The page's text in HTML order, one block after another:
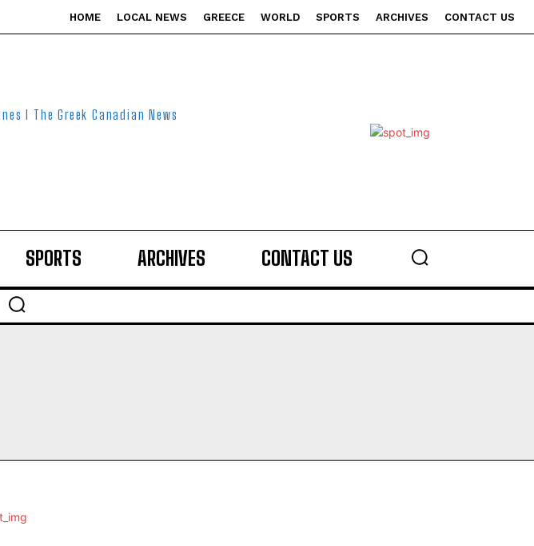
HOME LOCAL NEWS GREECE WORLD SPORTS ARCHIVES CONTACT US
I The Greek Canadian News
SPORTS ARCHIVES CONTACT US